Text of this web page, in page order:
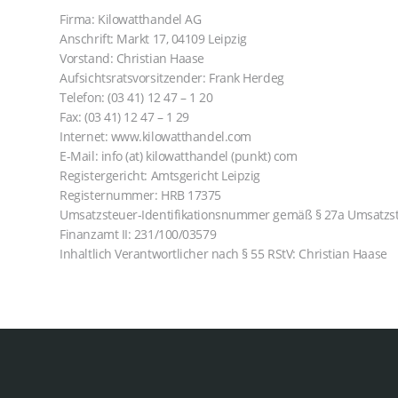
Firma: Kilowatthandel AG
Anschrift: Markt 17, 04109 Leipzig
Vorstand: Christian Haase
Aufsichtsratsvorsitzender: Frank Herdeg
Telefon: (03 41) 12 47 – 1 20
Fax: (03 41) 12 47 – 1 29
Internet: www.kilowatthandel.com
E-Mail: info (at) kilowatthandel (punkt) com
Registergericht: Amtsgericht Leipzig
Registernummer: HRB 17375
Umsatzsteuer-Identifikationsnummer gemäß § 27a
Finanzamt II: 231/100/03579
Inhaltlich Verantwortlicher nach § 55 RStV: Christian Haase